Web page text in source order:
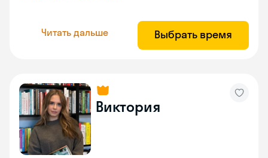
Читать дальше Выбрать время
Виктория